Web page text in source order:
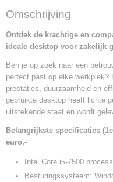
Omschrijving
Ontdek de krachtige en
ideale desktop voor zakelijk
Ben je op zoek naar een
perfect past op elke werkplek?
prestaties, duurzaamheid en
gebruikte desktop heeft lichte
uitstekende staat en wordt
Belangrijkste specificaties
euro,-
Intel Core i5-7500
Besturingssysteem: